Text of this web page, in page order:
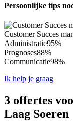
Persoonlijke tips
Customer Succes
Administratie95%
Prognoses88%
Communicatie98%
Ik help je graag
3 offertes
Laag Soeren